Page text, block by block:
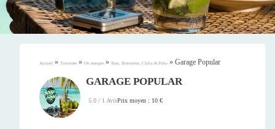
Accueil » Tourisme » Où manger » Bars, Brasseries, Clubs & Pubs » Garage Popular
GARAGE POPULAR
5.0 / 1 AvisPrix moyen : 10 €